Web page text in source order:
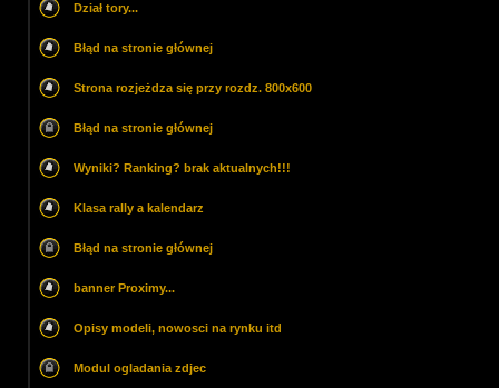
Dział tory...
Błąd na stronie głównej
Strona rozjeżdza się przy rozdz. 800x600
Błąd na stronie głównej
Wyniki? Ranking? brak aktualnych!!!
Klasa rally a kalendarz
Błąd na stronie głównej
banner Proximy...
Opisy modeli, nowosci na rynku itd
Modul ogladania zdjec